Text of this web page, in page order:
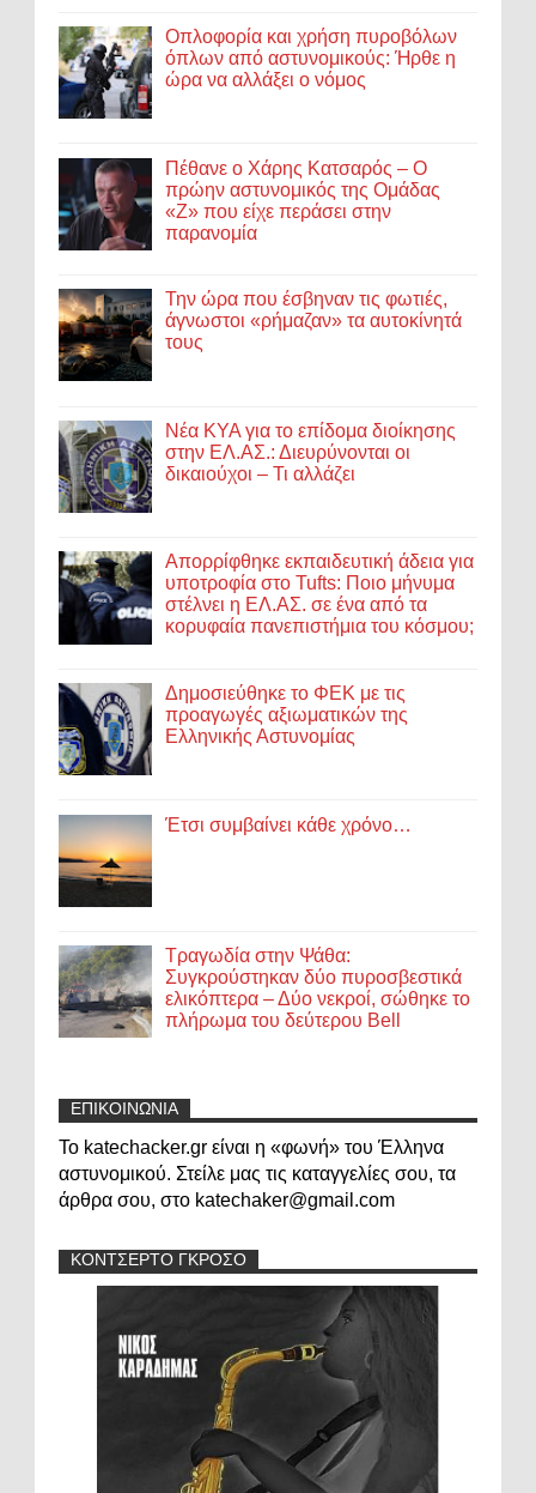
Οπλοφορία και χρήση πυροβόλων
όπλων από αστυνομικούς: Ήρθε η
ώρα να αλλάξει ο νόμος
Πέθανε ο Χάρης Κατσαρός – Ο
πρώην αστυνομικός της Ομάδας
«Ζ» που είχε περάσει στην
παρανομία
Την ώρα που έσβηναν τις φωτιές,
άγνωστοι «ρήμαζαν» τα αυτοκίνητά
τους
Νέα ΚΥΑ για το επίδομα διοίκησης
στην ΕΛ.ΑΣ.: Διευρύνονται οι
δικαιούχοι – Τι αλλάζει
Απορρίφθηκε εκπαιδευτική άδεια για
υποτροφία στο Tufts: Ποιο μήνυμα
στέλνει η ΕΛ.ΑΣ. σε ένα από τα
κορυφαία πανεπιστήμια του κόσμου;
Δημοσιεύθηκε το ΦΕΚ με τις
προαγωγές αξιωματικών της
Ελληνικής Αστυνομίας
Έτσι συμβαίνει κάθε χρόνο…
Τραγωδία στην Ψάθα:
Συγκρούστηκαν δύο πυροσβεστικά
ελικόπτερα – Δύο νεκροί, σώθηκε το
πλήρωμα του δεύτερου Bell
ΕΠΙΚΟΙΝΩΝΙΑ
Το katechacker.gr είναι η «φωνή» του Έλληνα
αστυνομικού. Στείλε μας τις καταγγελίες σου, τα
άρθρα σου, στο katechaker@gmail.com
ΚΟΝΤΣΕΡΤΟ ΓΚΡΟΣΟ